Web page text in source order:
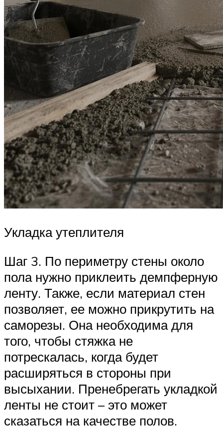
Укладка утеплителя
Шаг 3. По периметру стены около
пола нужно приклеить демпферную
ленту. Также, если материал стен
позволяет, ее можно прикрутить на
саморезы. Она необходима для
того, чтобы стяжка не
потрескалась, когда будет
расширяться в стороны при
высыхании. Пренебрегать укладкой
ленты не стоит – это может
сказаться на качестве полов.